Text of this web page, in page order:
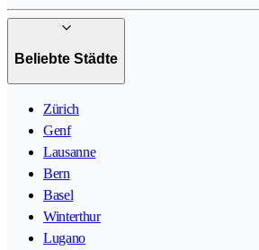
Beliebte Städte
Zürich
Genf
Lausanne
Bern
Basel
Winterthur
Lugano